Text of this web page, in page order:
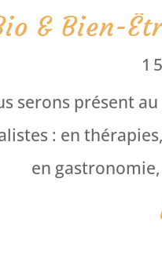
& Bien-
serons présent
: en
en